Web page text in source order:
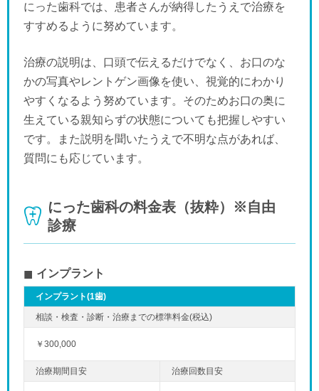
にった歯科では、患者さんが納得したうえで治療を
すすめるように努めています。
治療の説明は、口頭で伝えるだけでなく、お口のな
かの写真やレントゲン画像を使い、視覚的にわかり
やすくなるよう努めています。そのためお口の奥に
生えている親知らずの状態についても把握しやすい
です。また説明を聞いたうえで不明な点があれば、
質問にも応じています。
にった歯科の料金表（抜粋）※自由
診療
インプラント
インプラント(1歯)
￥300,000